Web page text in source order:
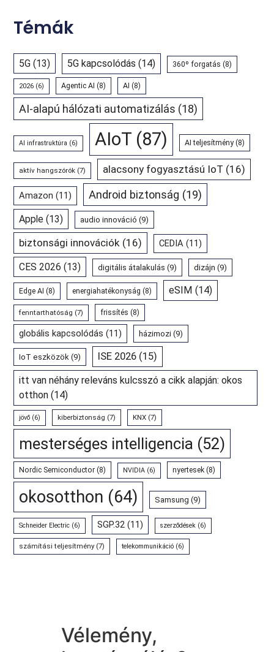
Témák
5G (13) 5G kapcsolódás (14) 360º forgatás (8)
2026 (6) Agentic AI (8) AI (8)
AI-alapú hálózati automatizálás (18)
AI infrastruktúra (6) AIoT (87) AI teljesítmény (8)
aktív hangszórók (7) alacsony fogyasztású IoT (16)
Amazon (11) Android biztonság (19)
Apple (13) audio innováció (9)
biztonsági innovációk (16) CEDIA (11)
CES 2026 (13) digitális átalakulás (9) dizájn (9)
Edge AI (8) energiahatékonyság (8) eSIM (14)
fenntarthatóság (7) frissítés (8)
globális kapcsolódás (11) házimozi (9)
IoT eszközök (9) ISE 2026 (15)
itt van néhány releváns kulcsszó a cikk alapján: okos
otthon (14)
jövő (6) kiberbiztonság (7) KNX (7)
mesterséges intelligencia (52)
Nordic Semiconductor (8) NVIDIA (6) nyertesek (8)
okosotthon (64) Samsung (9)
Schneider Electric (6) SGP.32 (11) szerződések (6)
számítási teljesítmény(7) telekommunikáció (6)
Vélemény,